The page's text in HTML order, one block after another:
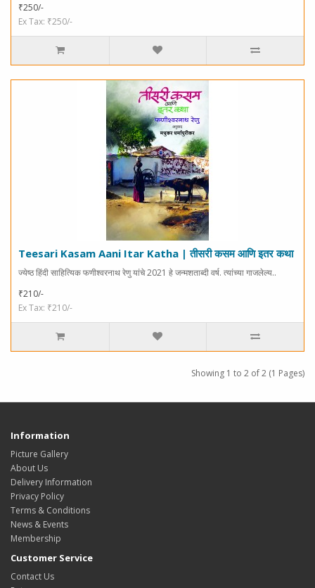
₹250/-
Ex Tax: ₹250/-
Teesari Kasam Aani Itar Katha | तीसरी कसम आणि इतर कथा
ज्येष्ठ हिंदी साहित्यिक फणीश्वरनाथ रेणु यांचे 2021 हे जन्मशताब्दी वर्ष. त्यांच्या गाजलेल्य..
₹210/-
Ex Tax: ₹210/-
Showing 1 to 2 of 2 (1 Pages)
Information
Picture Gallery
About Us
Delivery Information
Privacy Policy
Terms & Conditions
News & Events
Membership
Customer Service
Contact Us